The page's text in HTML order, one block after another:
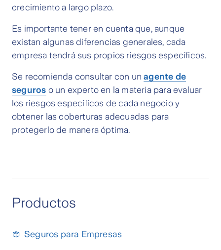
crecimiento a largo plazo.
Es importante tener en cuenta que, aunque
existan algunas diferencias generales, cada
empresa tendrá sus propios riesgos específicos.
Se recomienda consultar con unagente de
seguros o un experto en la materia para evaluar
los riesgos específicos de cada negocio y
obtener las coberturas adecuadas para
protegerlo de manera óptima.
Productos
Seguros para Empresas